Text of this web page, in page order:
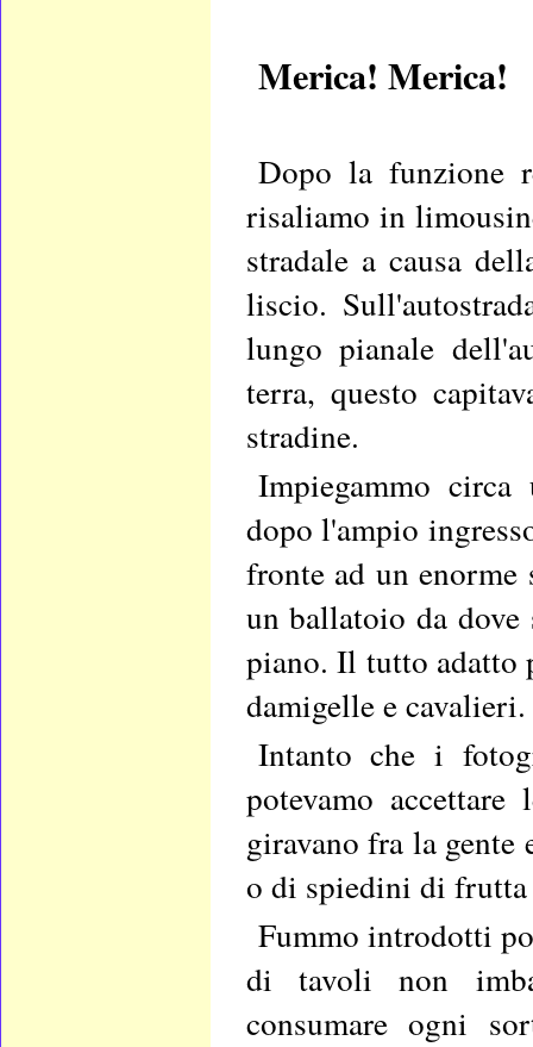
Merica! Merica!
Dopo la funzione
risaliamo in
stradale a causa
liscio.
lungo pianale
terra, questo
stradine.
Impiegammo
dopo l'ampio
fronte ad un enorme
un ballatoio da
piano. Il tutto adatto
damigelle e cavalieri.
Intanto che i
potevamo
giravano fra la
o di spiedini di
Fummo introdotti
di tavoli non
consumare ogni